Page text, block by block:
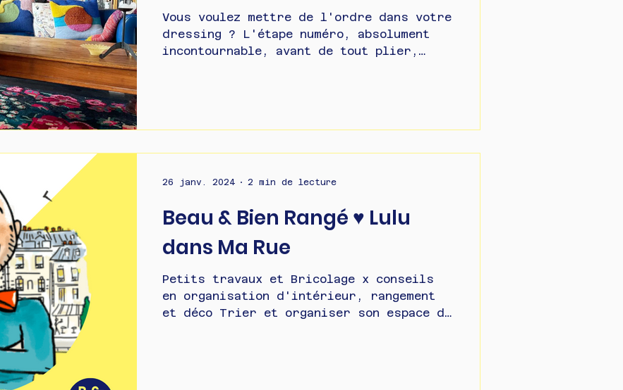
Vous voulez mettre de l'ordre dans votre
dressing ? L'étape numéro, absolument
incontournable, avant de tout plier,
Beau & Bien Rangé ♥ Lulu
dans Ma Rue
Petits travaux et Bricolage x conseils
en organisation d'intérieur, rangement
et déco Trier et organiser son espace de
26 janv. 2024 2 min de lecture